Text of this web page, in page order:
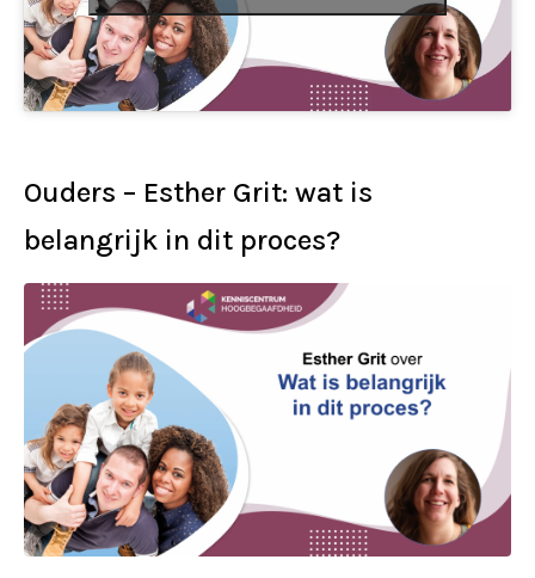
Ouders – Esther Grit: wat is
belangrijk in dit proces?